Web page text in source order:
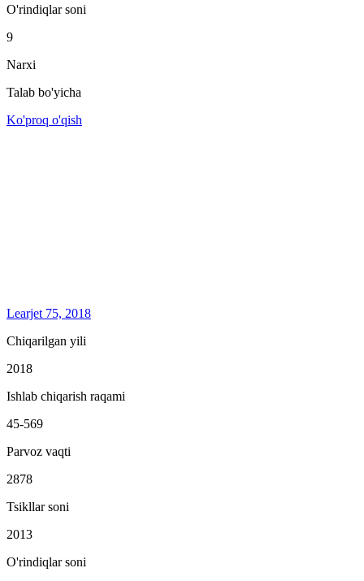
O'rindiqlar soni
9
Narxi
Talab bo'yicha
Ko'proq o'qish
Learjet 75, 2018
Chiqarilgan yili
2018
Ishlab chiqarish raqami
45-569
Parvoz vaqti
2878
Tsikllar soni
2013
O'rindiqlar soni